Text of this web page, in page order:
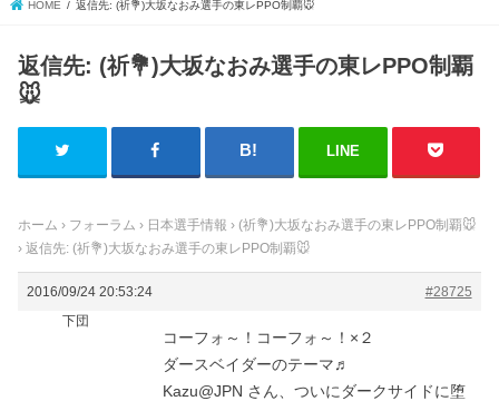
HOME 返信先: (祈💐)大坂なおみ選手の東レPPO制覇🐭
返信先: (祈💐)大坂なおみ選手の東レPPO制覇
🐭
LINE
ホーム › フォーラム › 日本選手情報 › (祈💐)大坂なおみ選手の東レPPO制覇🐭
› 返信先: (祈💐)大坂なおみ選手の東レPPO制覇🐭
2016/09/24 20:53:24
#28725
下団
コーフォ～！コーフォ～！×２
ダースベイダーのテーマ♬
Kazu@JPN さん、ついにダークサイドに堕